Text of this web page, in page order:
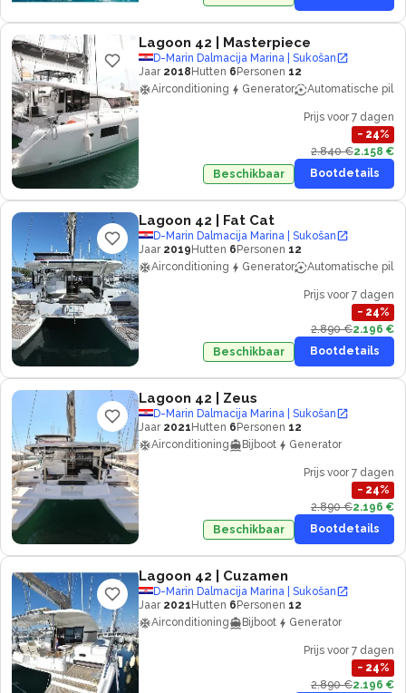
Lagoon 42 | Masterpiece
D-Marin Dalmacija Marina | Sukošan
Jaar 2018 Hutten 6 Personen 12
Airconditioning
Generator Automatische
Prijs voor 7 dagen
− 24%
2.840 €2.158 €
Beschikbaar
Bootdetails
Lagoon 42 | Fat Cat
D-Marin Dalmacija Marina | Sukošan
Jaar 2019 Hutten 6 Personen 12
Airconditioning
Generator Automatische
Prijs voor 7 dagen
− 24%
2.890 €2.196 €
Beschikbaar
Bootdetails
Lagoon 42 | Zeus
D-Marin Dalmacija Marina | Sukošan
Jaar 2021 Hutten 6 Personen 12
Airconditioning
Bijboot Generator
Prijs voor 7 dagen
− 24%
2.890 €2.196 €
Beschikbaar
Bootdetails
Lagoon 42 | Cuzamen
D-Marin Dalmacija Marina | Sukošan
Jaar 2021 Hutten 6 Personen 12
Airconditioning
Bijboot Generator
Prijs voor 7 dagen
− 24%
2.890 €2.196 €